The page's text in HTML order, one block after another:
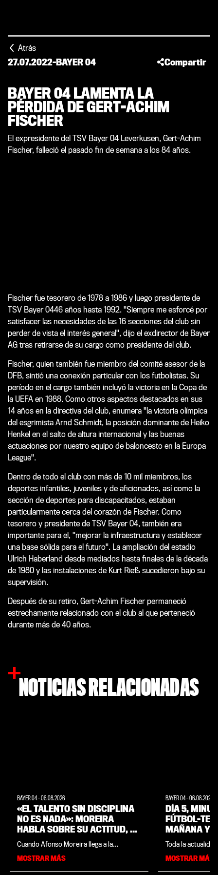
Atrás
27.07.2022-BAYER 04 Compartir
BAYER 04 LAMENTA LA
PÉRDIDA DE GERT-ACHIM
FISCHER
El expresidente del TSV Bayer 04 Leverkusen, Gert-Achim
Fischer, falleció el pasado fin de semana a los 84 años.
Fischer fue tesorero de 1978 a 1986 y luego presidente de
TSV Bayer 0446 años hasta 1992. "Siempre me esforcé por
satisfacer las necesidades de las 16 secciones del club sin
perder de vista el interés general", dijo el exdirector de Bayer
AG tras retirarse de su cargo como presidente del club.
Fischer, quien también fue miembro del comité asesor de la
DFB, sintió una conexión particular con los futbolistas. Su
período en el cargo también incluyó la victoria en la Copa de
la UEFA en 1988. Como otros aspectos destacados en sus
14 años en la directiva del club, enumera "la victoria olímpica
del esgrimista Arnd Schmidt, la posición dominante de Heiko
Henkel en el salto de altura internacional y las buenas
actuaciones por nuestro equipo de baloncesto en la Europa
League".
Dentro de todo el club con más de 10 mil miembros, los
deportes infantiles, juveniles y de aficionados, así como la
sección de deportes para discapacitados, estaban
particularmente cerca del corazón de Fischer. Como
tesorero y presidente de TSV Bayer 04, también era
importante para el, "mejorar la infraestructura y establecer
una base sólida para el futuro". La ampliación del estadio
Ulrich Haberland desde mediados hasta finales de la década
de 1980 y las instalaciones de Kurt Rieß sucedieron bajo su
supervisión.
Después de su retiro, Gert-Achim Fischer permaneció
estrechamente relacionado con el club al que perteneció
durante más de 40 años.
NOTICIAS RELACIONADAS
BAYER 04-06.08.2026
«EL TALENTO SIN DISCIPLINA
NO ES NADA»: MOREIRA
HABLA SOBRE SU ACTITUD, SU
FAMILIA Y SUS OBJETIVOS
Cuando Afonso Moreira llega a la
entrevista con bayer04.de, lo primero que
hace es respirar hondo. A la pregunta de
MOSTRAR MÁS
BAYER 04-06.08.2026
DÍA 5,
FÚTBOL-
MAÑANA Y
EQUIPO
STAGE DE
WEIMARER
Toda la
pretemporada
Land, reunida en
MOSTRAR MÁS